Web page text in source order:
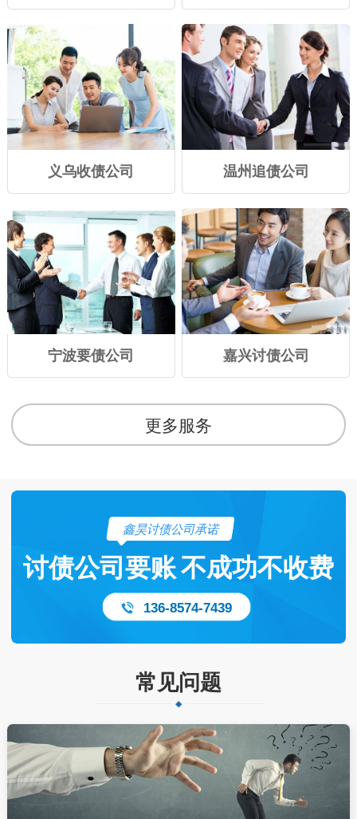
义乌收债公司 温州追债公司
宁波要债公司 嘉兴讨债公司
更多服务
鑫昊讨债公司承诺
讨债公司要账不成功不收费
136-8574-7439
常见问题